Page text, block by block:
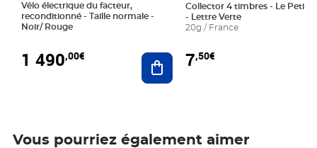
Vélo électrique du facteur,
reconditionné - Taille normale -
Noir/ Rouge
1 490,00€ Ajouter au panier
Collector 4 timbres - Le Petit
- Lettre Verte
20g / France
7,50€
Vous pourriez également aimer